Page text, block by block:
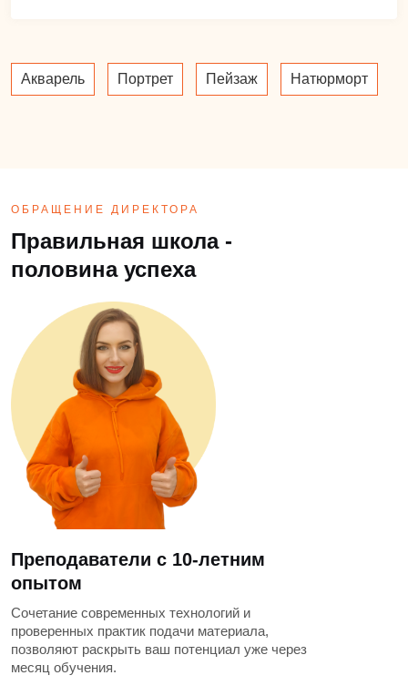
Акварель Портрет Пейзаж Натюрморт
ОБРАЩЕНИЕ ДИРЕКТОРА
Правильная школа -
половина успеха
Преподаватели с 10-летним
опытом
Сочетание современных технологий и
проверенных практик подачи материала,
позволяют раскрыть ваш потенциал уже через
месяц обучения.